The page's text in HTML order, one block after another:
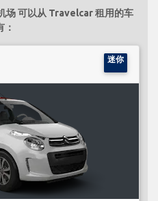
场 可以从 Travelcar 租用的车
：
迷你